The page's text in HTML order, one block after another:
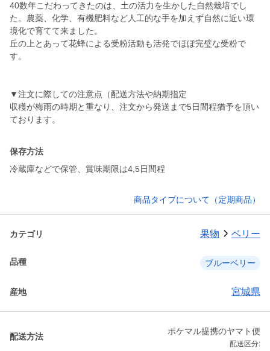
40数年こだわってきたのは、土の活力を生かした自然栽培でし
た。農薬、化学、有機肥料など人工的な手を加えず自然に近い環
境化で育てて来ました。
丘の上とあって花蜂による受粉活動も活発でほぼ完璧な受粉で
す。
▼注文に際しての注意点（配送方法や納期指定
収穫が梅雨の時期と重なり、注文から発送まで5日間程猶予を頂い
ております。
保存方法
冷蔵庫などで保管、賞味期限は4,5日間程
商品タイプについて（定期商品）
カテゴリ 果物 ベリー
品種 ブルーベリー
産地 宮城県
配送方法
ポケマル提携のヤマト便
配送区分: